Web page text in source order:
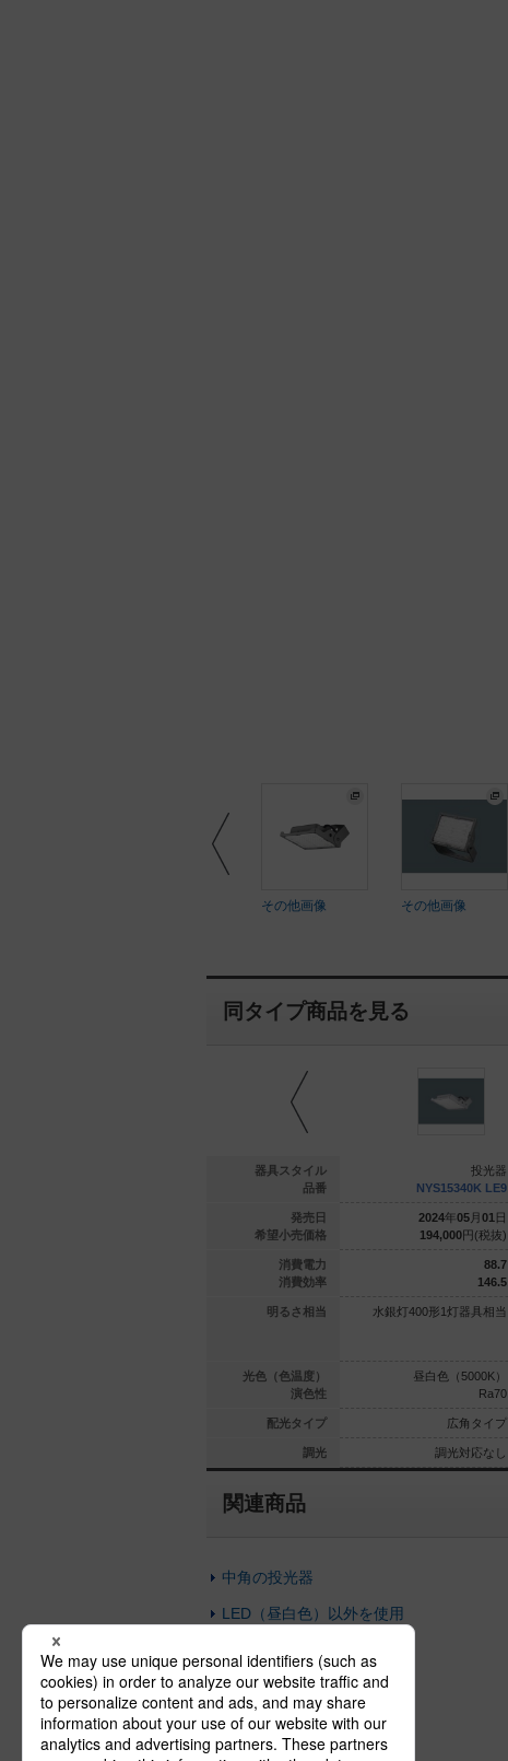
その他画像 その他画像
同タイプ商品を見る
器具スタイル
品番
発売日
希望小売価格
消費電力
消費効率
明るさ相当
光色（色温度）
演色性
配光タイプ
調光
投光器
円(税抜)
68.2
117.3
水銀灯250形1灯器具相当／CD
電球色（3000K）
広角タイプ
投光器
NYS15340K LE9
2024年05月 01 日
194,000円(税抜)
88.7
146.5
水銀灯400形1灯器具相当
昼白色（5000K）
Ra70
広角タイプ
調光対応なし
関連商品
中角の投光器
LED（昼白色）以外を使用